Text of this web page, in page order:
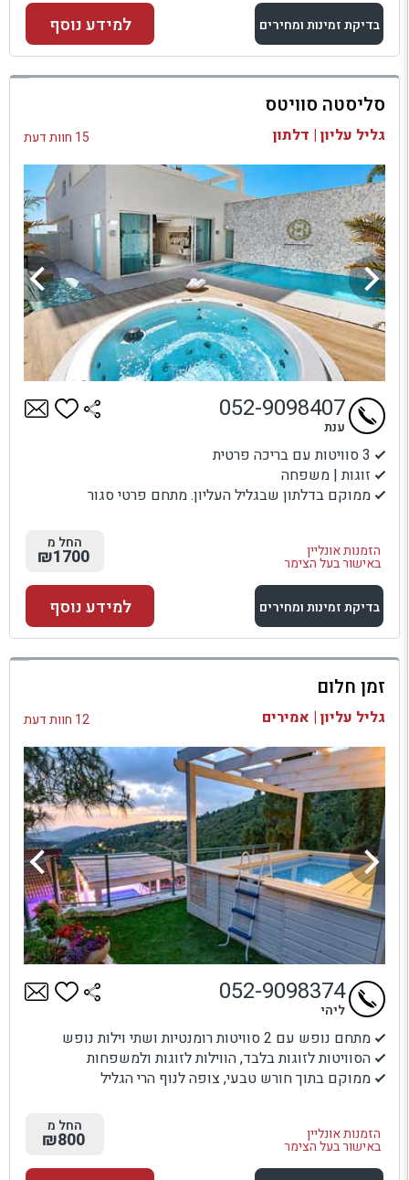
בדיקת זמינות ומחירים
למתחם זה
בדיקת זמינות ומחירים
למידע נוסף
סליסטה סוויטס
גליל עליון | דלתון 15 חוות דעת
3 סוויטות עם בריכה פרטית
זוגות | משפחה
ממוקם בדלתון שבגליל העליון. מתחם פרטי סגור
הזמנות אונליין
באישור בעל הצימר
052-9098407
ענת
החל מ
₪1700
בדיקת זמינות ומחירים
למתחם זה
בדיקת זמינות ומחירים
למידע נוסף
זמן חלום
גליל עליון | אמירים 12 חוות דעת
מתחם נופש עם 2 סוויטות רומנטיות ושתי וילות נופש
הסוויטות לזוגות בלבד, הווילות לזוגות ולמשפחות
ממוקם בתוך חורש טבעי, צופה לנוף הרי הגליל
הזמנות אונליין
באישור בעל הצימר
052-9098374
ליהי
החל מ
₪800